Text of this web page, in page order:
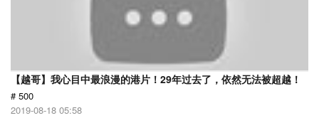
【越哥】我心目中最浪漫的港片！29年过去了，依然无法被超越！
# 500
2019-08-18 05:58